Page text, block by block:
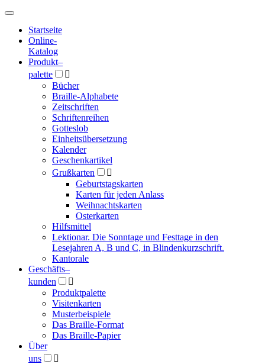
Hauptmenü
Hauptmenü
Startseite
Online-
Katalog
Produkt–
palette

Bücher
Braille-Alphabete
Zeitschriften
Schriftenreihen
Gotteslob
Einheitsübersetzung
Kalender
Geschenkartikel
Grußkarten

Geburtstagskarten
Karten für jeden Anlass
Weihnachtskarten
Osterkarten
Hilfsmittel
Lektionar. Die Sonntage und Festtage in den
Lesejahren A, B und C, in Blindenkurzschrift.
Kantorale
Geschäfts­–
kunden

Produktpalette
Visitenkarten
Musterbeispiele
Das Braille-Format
Das Braille-Papier
Über
uns
